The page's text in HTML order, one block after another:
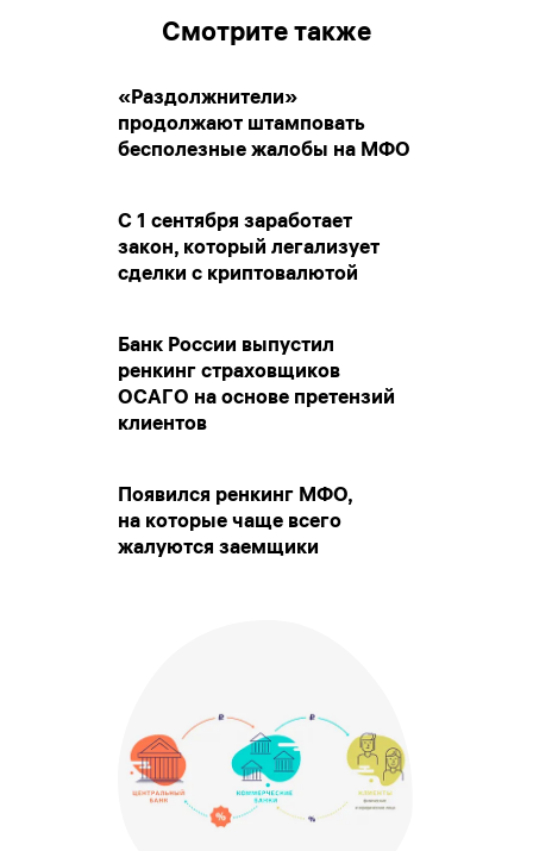
Смотрите также
«Раздолжнители»
продолжают штамповать
бесполезные жалобы на МФО
С 1 сентября заработает
закон, который легализует
сделки с криптовалютой
Банк России выпустил
ренкинг страховщиков
ОСАГО на основе претензий
клиентов
Появился ренкинг МФО,
на которые чаще всего
жалуются заемщики